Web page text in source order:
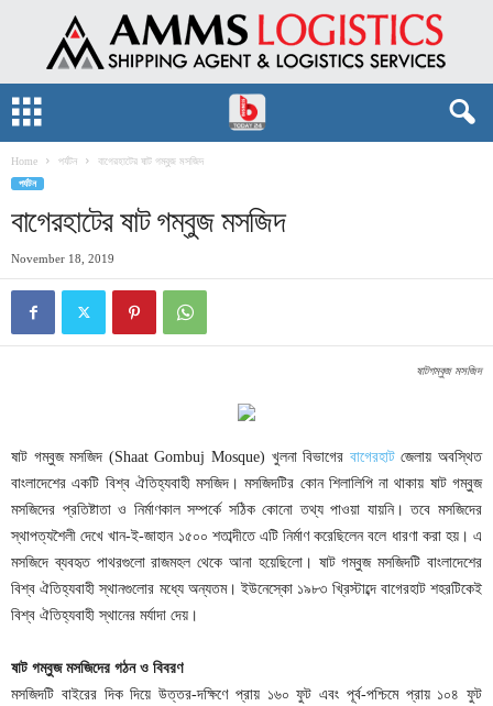
Home পর্যটন বাগেরহাটের ষাট গম্বুজ মসজিদ
পর্যটন
বাগেরহাটের ষাট গম্বুজ মসজিদ
November 18, 2019
ষাটগম্বুজ মসজিদ
ষাট গম্বুজ মসজিদ (Shaat Gombuj Mosque) খুলনা বিভাগের বাগেরহাটজেলায় অবস্থিত
বাংলাদেশের একটি বিশ্ব ঐতিহ্যবাহী মসজিদ। মসজিদটির কোন শিলালিপি না থাকায় ষাট গম্বুজ
মসজিদের প্রতিষ্টাতা ও নির্মাণকাল সম্পর্কে সঠিক কোনো তথ্য পাওয়া যায়নি। তবে মসজিদের
স্থাপত্যশৈলী দেখে খান-ই-জাহান ১৫০০ শতাব্দীতে এটি নির্মাণ করেছিলেন বলে ধারণা করা হয়। এ
মসজিদে ব্যবহৃত পাথরগুলো রাজমহল থেকে আনা হয়েছিলো। ষাট গম্বুজ মসজিদটি বাংলাদেশের
বিশ্ব ঐতিহ্যবাহী স্থানগুলোর মধ্যে অন্যতম। ইউনেস্কো ১৯৮৩ খ্রিস্টাব্দে বাগেরহাট শহরটিকেই
বিশ্ব ঐতিহ্যবাহী স্থানের মর্যাদা দেয়।
ষাট গম্বুজ মসজিদের গঠন ও বিবরণ
মসজিদটি বাইরের দিক দিয়ে উত্তর-দক্ষিণে প্রায় ১৬০ ফুট এবং পূর্ব-পশ্চিমে প্রায় ১০৪ ফুট